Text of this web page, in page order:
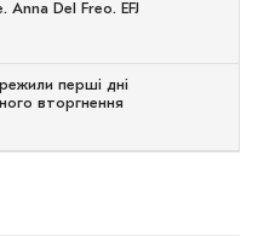
Del Freo. EFJ
перші дні
вторгнення